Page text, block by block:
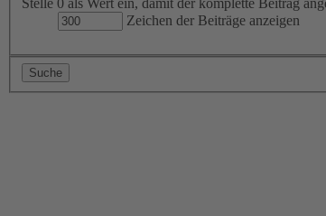
Stelle 0 als Wert ein, damit der komplette Beitrag
Zeichen der Beiträge anzeigen